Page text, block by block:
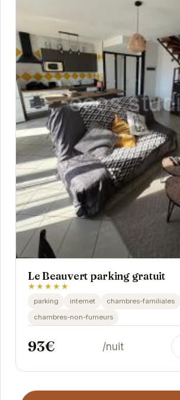
Le Beauvert parking gratuit
★★★★★
parking internet
chambres-familiales
chambres-non-fumeurs
93€ /nuit